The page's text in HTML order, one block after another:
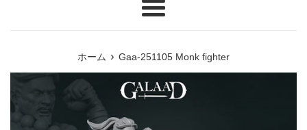
メ
ホーム › Gaa-251105 Monk fighter